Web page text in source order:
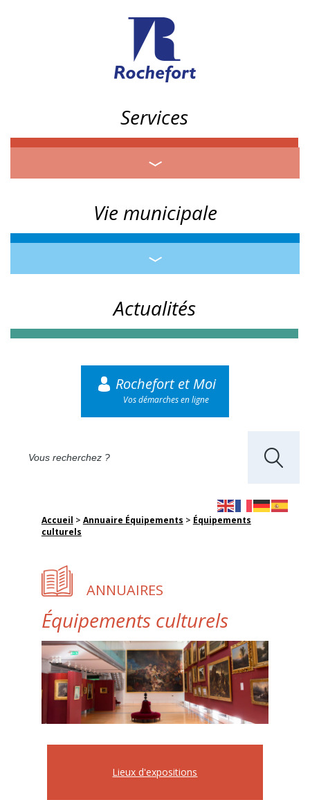
Services
Vie municipale
Actualités
Rochefort et Moi
Vos démarches en ligne
Accueil > Annuaire Équipements > Équipements
culturels
ANNUAIRES
Équipements culturels
Lieux d'expositions